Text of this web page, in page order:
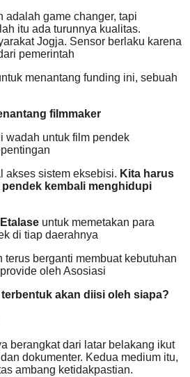
adalah game changer, tapi
itu ada turunnya kualitas.
Jogja. Sensor berlaku karena
pemerintah
menantang funding ini, sebuah
filmmaker
wadah untuk film pendek
akses sistem eksebisi. Kita harus
pendek kembali menghidupi
Etalase untuk memetakan para
di tiap daerahnya
terus berganti membuat kebutuhan
oleh Asosiasi
akan diisi oleh siapa?
berangkat dari latar belakang ikut
dokumenter. Kedua medium itu,
ambang ketidakpastian.